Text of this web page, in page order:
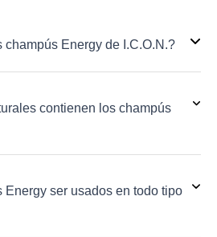
Energy de I.C.O.N.?
contienen los champús
ser usados en todo tipo